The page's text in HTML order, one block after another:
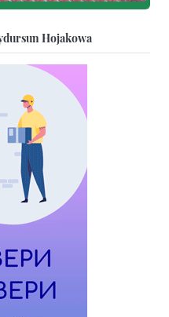
Hojakowa